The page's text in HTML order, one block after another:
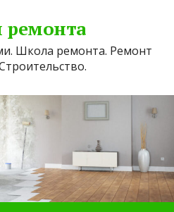
ремонта
Школа ремонта. Ремонт